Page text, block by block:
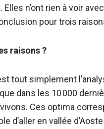
n’ont rien à voir
pour trois
raisons ?
tout simplement
que dans les 10 000
Ces optima
d’aller en vallée